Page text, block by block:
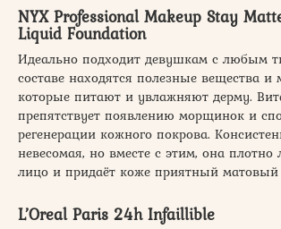
NYX Professional Makeup Stay
Liquid Foundation
Идеально подходит девушкам с любым
составе находятся полезные вещества и
которые питают и увлажняют дерму.
препятствует появлению морщинок и
регенерации кожного покрова.
невесомая, но вместе с этим, она плотно
лицо и придаёт коже приятный матовый
L’Oreal Paris 24h Infaillible